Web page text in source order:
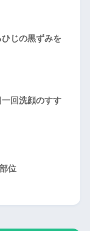
じの黒ずみを
回洗顔のすす
位